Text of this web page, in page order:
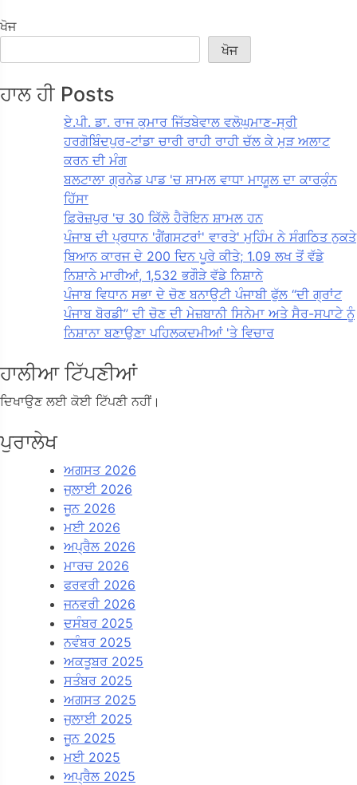
ਖੋਜ
ਖੋਜ
ਹਾਲ ਹੀ Posts
ਏ.ਪੀ. ਡਾ. ਰਾਜ ਕੁਮਾਰ ਜਿੱਤਬੇਵਾਲ ਵਲੋਘੁਮਾਣ-ਸ੍ਰੀ
ਹਰਗੋਬਿੰਦਪੁਰ-ਟਾਂਡਾ ਚਾਰੀ ਰਾਹੀ ਰਾਹੀ ਚੱਲ ਕੇ ਮੁੜ ਅਲਾਟ
ਕਰਨ ਦੀ ਮੰਗ
ਬਲਟਾਲਾ ਗ੍ਰਨੇਡ ਪਾਡ 'ਚ ਸ਼ਾਮਲ ਵਾਧਾ ਮਾਯੂਲ ਦਾ ਕਾਰਕੁੰਨ
ਹਿੱਸਾ
ਫ਼ਿਰੋਜ਼ਪੁਰ 'ਚ 30 ਕਿੱਲੋ ਹੈਰੋਇਨ ਸ਼ਾਮਲ ਹਨ
ਪੰਜਾਬ ਦੀ ਪ੍ਰਧਾਨ 'ਗੈਂਗਸਟਰਾਂ' ਵਾਰਤੇ' ਮੁਹਿੰਮ ਨੇ ਸੰਗਠਿਤ ਨੁਕਤੇ
ਬਿਆਨ ਕਾਰਜ ਦੇ 200 ਦਿਨ ਪੂਰੇ ਕੀਤੇ; 1.09 ਲਖ ਤੋਂ ਵੱਡੇ
ਨਿਸ਼ਾਨੇ ਮਾਰੀਆਂ, 1,532 ਭਗੌੜੇ ਵੱਡੇ ਨਿਸ਼ਾਨੇ
ਪੰਜਾਬ ਵਿਧਾਨ ਸਭਾ ਦੇ ਚੋਣ ਬਨਾਉਟੀ ਪੰਜਾਬੀ ਫੁੱਲ “ਦੀ ਗ੍ਰਾਂਟ
ਪੰਜਾਬ ਬੋਰਡੀ” ਦੀ ਚੋਣ ਦੀ ਮੇਜ਼ਬਾਨੀ ਸਿਨੇਮਾ ਅਤੇ ਸੈਰ-ਸਪਾਟੇ ਨੂੰ
ਨਿਸ਼ਾਨਾ ਬਣਾਉਣਾ ਪਹਿਲਕਦਮੀਆਂ 'ਤੇ ਵਿਚਾਰ
ਹਾਲੀਆ ਟਿੱਪਣੀਆਂ
ਦਿਖਾਉਣ ਲਈ ਕੋਈ ਟਿੱਪਣੀ ਨਹੀਂ।
ਪੁਰਾਲੇਖ
ਅਗਸਤ 2026
ਜੁਲਾਈ 2026
ਜੂਨ 2026
ਮਈ 2026
ਅਪ੍ਰੈਲ 2026
ਮਾਰਚ 2026
ਫਰਵਰੀ 2026
ਜਨਵਰੀ 2026
ਦਸੰਬਰ 2025
ਨਵੰਬਰ 2025
ਅਕਤੂਬਰ 2025
ਸਤੰਬਰ 2025
ਅਗਸਤ 2025
ਜੁਲਾਈ 2025
ਜੂਨ 2025
ਮਈ 2025
ਅਪ੍ਰੈਲ 2025